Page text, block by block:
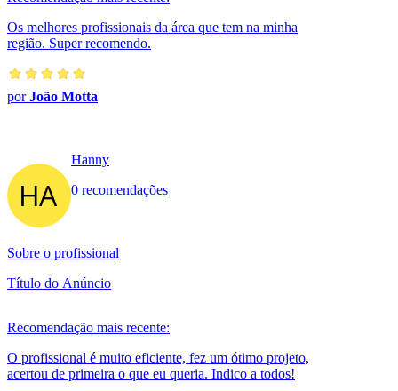
Os melhores profissionais da área que tem na minha
região. Super recomendo.
porJoão Motta
Hanny
0 recomendações
Sobre o profissional
Título do Anúncio
Recomendação mais recente:
O profissional é muito eficiente, fez um ótimo projeto,
acertou de primeira o que eu queria. Indico a todos!